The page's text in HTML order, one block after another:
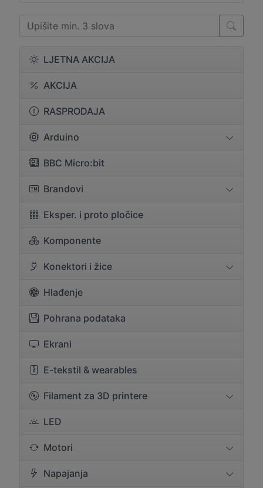
LJETNA AKCIJA
AKCIJA
RASPRODAJA
Arduino
BBC Micro:bit
Brandovi
Eksper. i proto pločice
Komponente
Konektori i žice
Hlađenje
Pohrana podataka
Ekrani
E-tekstil & wearables
Filament za 3D printere
LED
Motori
Napajanja